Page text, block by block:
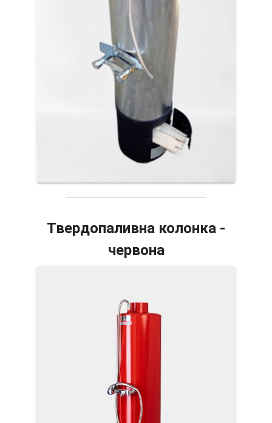
Твердопаливна колонка -
червона